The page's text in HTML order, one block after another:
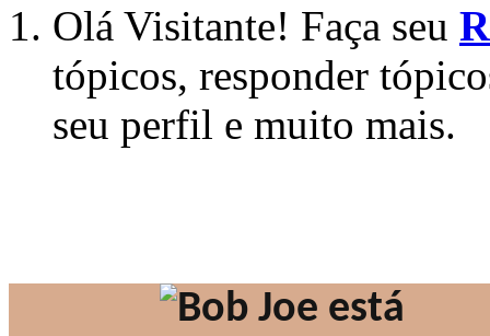
Olá Visitante! Faça seu
tópicos, responder
seu perfil e muito mais.